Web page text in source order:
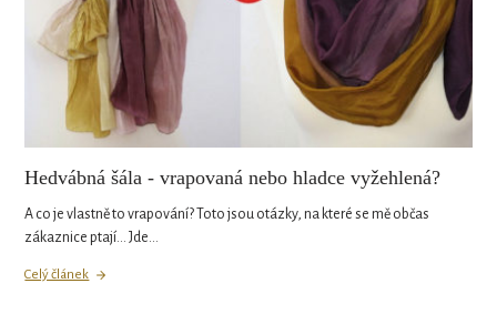
Hedvábná šála - vrapovaná nebo hladce vyžehlená?
A co je vlastně to vrapování? Toto jsou otázky, na které se mě občas
zákaznice ptají... Jde…
Celý článek